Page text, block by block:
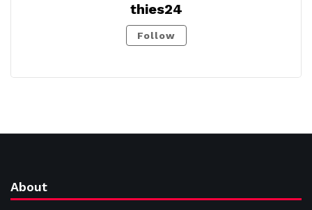
thies24
Follow
About